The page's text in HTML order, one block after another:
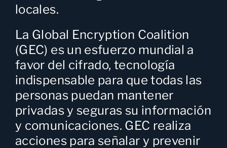
locales.
La Global Encryption Coalition
(GEC) es un esfuerzo mundial a
favor del cifrado, tecnología
indispensable para que todas las
personas puedan mantener
privadas y seguras su información
y comunicaciones. GEC realiza
acciones para señalar y prevenir